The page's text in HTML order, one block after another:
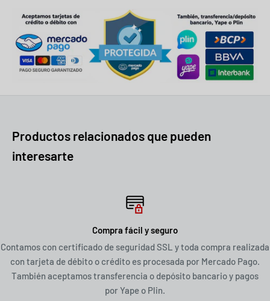
Productos relacionados que pueden
interesarte
Compra fácil y seguro
Contamos con certificado de seguridad SSL y toda compra realizada
con tarjeta de débito o crédito es procesada por Mercado Pago.
También aceptamos transferencia o depósito bancario y pagos
por Yape o Plin.